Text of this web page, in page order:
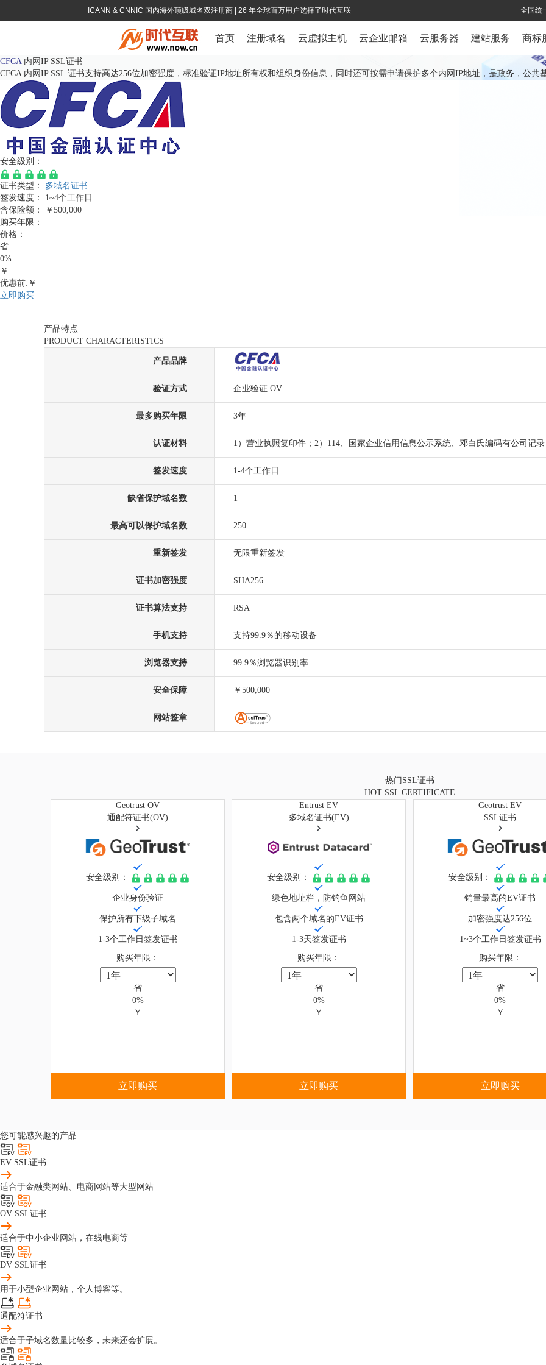
ICANN & CNNIC 国内海外顶级域名双注册商 | 26 年全球百万用户选择了时代互联 全国统
首页 注册域名 云虚拟主机 云企业邮箱 云服务器 建站服务 商标
CFCA内网IP SSL证书
CFCA 内网IP SSL 证书支持高达256位加密强度，标准验证IP地址所有权和组织身份信息，同时还可按需申请保护多个内网IP地址，是政务，公
安全级别：
证书类型：
多域名证书
签发速度：
1~4个工作日
含保险额：
￥500,000
购买年限：
价格：
省
0%
￥
优惠前:￥
立即购买
产品特点
PRODUCT CHARACTERISTICS
产品品牌
验证方式 企业验证 OV
最多购买年限 3年
认证材料 1）营业执照复印件；2）114、国家企业信用信息公示系统、邓白氏编码有公司记录
签发速度 1-4个工作日
缺省保护域名数 1
最高可以保护域名数 250
重新签发 无限重新签发
证书加密强度 SHA256
证书算法支持 RSA
手机支持 支持99.9％的移动设备
浏览器支持 99.9％浏览器识别率
安全保障 ￥500,000
网站签章
热门SSL证书
HOT SSL CERTIFICATE
Geotrust OV
通配符证书(OV)
安全级别：
企业身份验证
保护所有下级子域名
1-3个工作日签发证书
购买年限：
省
0%
￥
立即购买
Entrust EV
多域名证书(EV)
安全级别：
绿色地址栏，防钓鱼网站
包含两个域名的EV证书
1-3天签发证书
购买年限：
省
0%
￥
立即购买
Geotrust EV
SSL证书
安全级别：
销量最高的EV证书
加密强度达256位
1~3个工作日签发证书
购买年限：
省
0%
￥
立即购买
您可能感兴趣的产品
EV SSL证书
适合于金融类网站、电商网站等大型网站
OV SSL证书
适合于中小企业网站，在线电商等
DV SSL证书
用于小型企业网站，个人博客等。
通配符证书
适合于子域名数量比较多，未来还会扩展。